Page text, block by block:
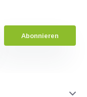
Abonnieren